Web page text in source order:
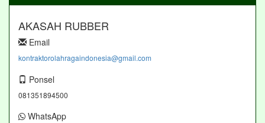
AKASAH RUBBER
Email
kontraktorolahragaindonesia@gmail.com
Ponsel
081351894500
WhatsApp